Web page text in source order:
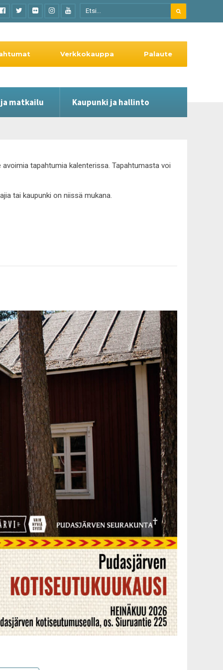
ja matkailu Kaupunki ja hallinto
Verkkokauppa Palaute
tapahtumia kalenterissa. Tapahtumasta voi
tai kaupunki on niissä mukana.